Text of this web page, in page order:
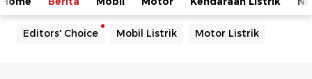
Editors' Choice Mobil Listrik Motor Listrik